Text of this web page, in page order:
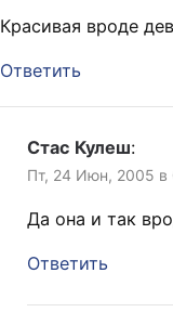
Красивая вроде
Ответить
Стас Кулеш:
Пт, 24 Июн, 2005 в
Да она и так
Ответить